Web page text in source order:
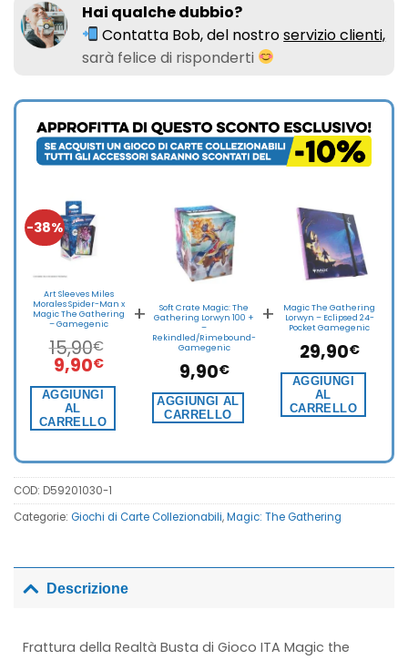
Hai qualche dubbio?
Contatta Bob, del nostroservizio clienti,
sarà felice di risponderti
-38%
Art Sleeves Miles
Morales Spider-Man x
Magic The Gathering
– Gamegenic
15,90€
Il
prezzo
originale
era:
15,90€.
9,90€Il
prezzo
attuale
è:
9,90€.
AGGIUNGI
AL
CARRELLO
+
Soft Crate Magic: The
Gathering Lorwyn 100 +
–
Rekindled/Rimebound-
Gamegenic
9,90€
AGGIUNGI AL
CARRELLO
+
Magic The Gathering
Lorwyn – Eclipsed 24-
Pocket Gamegenic
29,90€
AGGIUNGI
AL
CARRELLO
COD: D59201030-1
Categorie: Giochi di Carte Collezionabili,Magic: The Gathering
Descrizione
Frattura della Realtà Busta di Gioco ITA Magic the